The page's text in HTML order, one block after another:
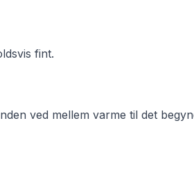
fint.
ved mellem varme til det